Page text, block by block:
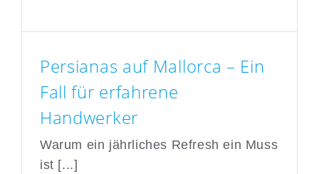
Persianas auf Mallorca –
Ein Fall für erfahrene
Persianas auf Mallorca – Ein
Fall für erfahrene
Handwerker
Warum ein jährliches Refresh ein Muss
ist [...]